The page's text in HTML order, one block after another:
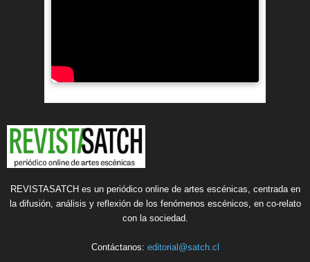
REVISTASATCH es un periódico online de artes escénicas, centrada en
la difusión, análisis y reflexión de los fenómenos escénicos, en co-relato
con la sociedad.
Contáctanos: editorial@satch.cl